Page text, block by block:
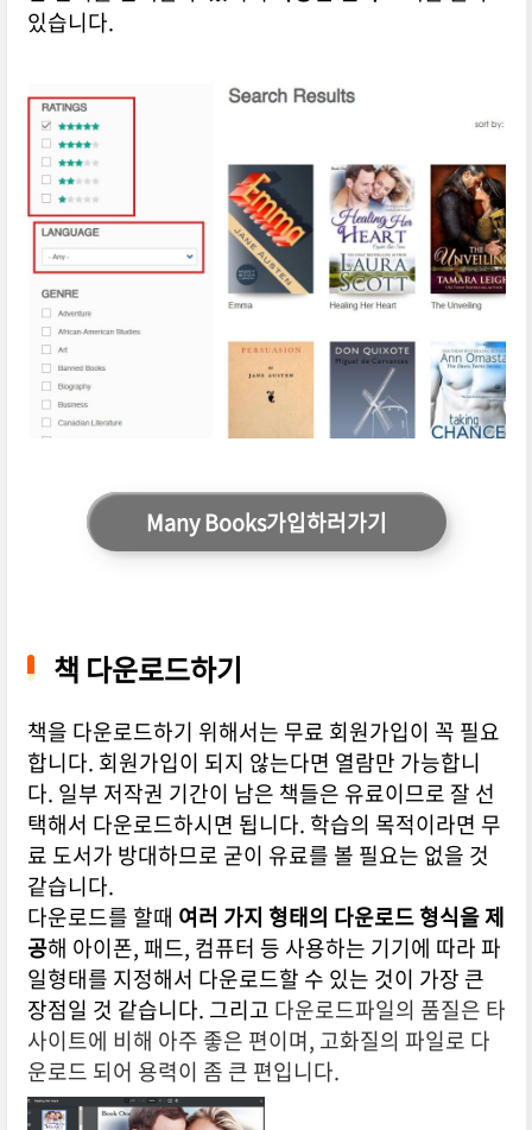
있습니다.
Many Books가입하러가기
책 다운로드하기
책을 다운로드하기 위해서는 무료 회원가입이 꼭 필요
합니다. 회원가입이 되지 않는다면 열람만 가능합니
다. 일부 저작권 기간이 남은 책들은 유료이므로 잘 선
택해서 다운로드하시면 됩니다. 학습의 목적이라면 무
료 도서가 방대하므로 굳이 유료를 볼 필요는 없을 것
같습니다.
다운로드를 할때 여러 가지 형태의 다운로드 형식을 제
공해 아이폰, 패드, 컴퓨터 등 사용하는 기기에 따라 파
일형태를 지정해서 다운로드할 수 있는 것이 가장 큰
장점일 것 같습니다. 그리고 다운로드파일의 품질은 타
사이트에 비해 아주 좋은 편이며, 고화질의 파일로 다
운로드 되어 용력이 좀 큰 편입니다.